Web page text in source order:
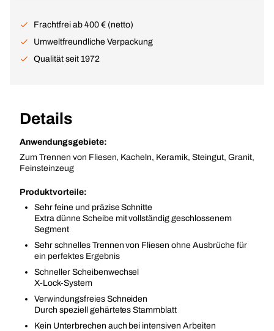
Frachtfrei ab 400 € (netto)
Umweltfreundliche Verpackung
Qualität seit 1972
Details
Anwendungsgebiete:
Zum Trennen von Fliesen, Kacheln, Keramik, Steingut, Granit,
Feinsteinzeug
Produktvorteile:
Sehr feine und präzise Schnitte
Extra dünne Scheibe mit vollständig geschlossenem
Segment
Sehr schnelles Trennen von Fliesen ohne Ausbrüche für
ein perfektes Ergebnis
Schneller Scheibenwechsel
X-Lock-System
Verwindungsfreies Schneiden
Durch speziell gehärtetes Stammblatt
Kein Unterbrechen auch bei intensiven Arbeiten